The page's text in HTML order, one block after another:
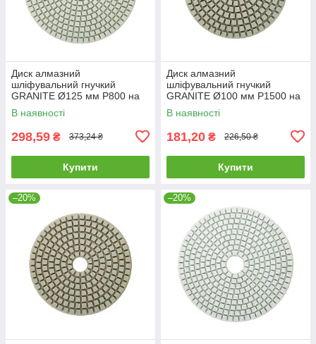
Диск алмазний
шліфувальний гнучкий
GRANITE Ø125 мм P800 на
липучці 2800 об/хв 9-12-080
В наявності
298,59 ₴ 373,24 ₴
Купити
Диск алмазний
шліфувальний гнучкий
GRANITE Ø100 мм P1500 на
липучці 1400 об/хв 9-10-150
В наявності
181,20 ₴ 226,50 ₴
Купити
–20% –20%